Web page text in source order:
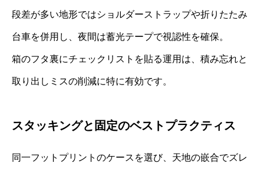
段差が多い地形ではショルダーストラップや折りたたみ
台車を併用し、夜間は蓄光テープで視認性を確保。
箱のフタ裏にチェックリストを貼る運用は、積み忘れと
取り出しミスの削減に特に有効です。
スタッキングと固定のベストプラクティス
同一フットプリントのケースを選び、天地の嵌合でズレ